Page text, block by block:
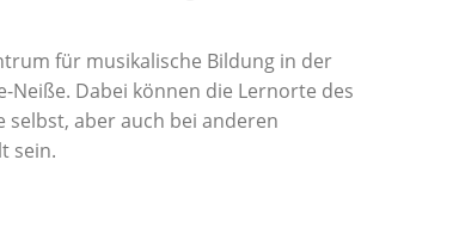
für musikalische Bildung in der
Dabei können die Lernorte des
selbst, aber auch bei anderen
sein.